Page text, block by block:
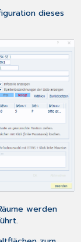
dieses
werden